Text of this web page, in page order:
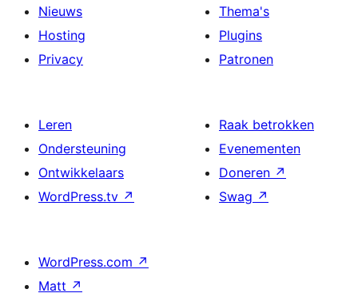
Nieuws
Hosting
Privacy
Thema's
Plugins
Patronen
Leren
Ondersteuning
Ontwikkelaars
WordPress.tv ↗
Raak betrokken
Evenementen
Doneren ↗
Swag ↗
WordPress.com ↗
Matt ↗